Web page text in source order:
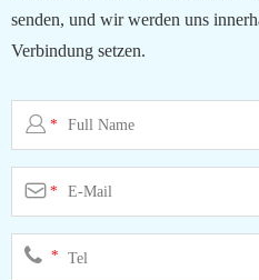
senden, und wir werden uns
Verbindung setzen.
*
*
*